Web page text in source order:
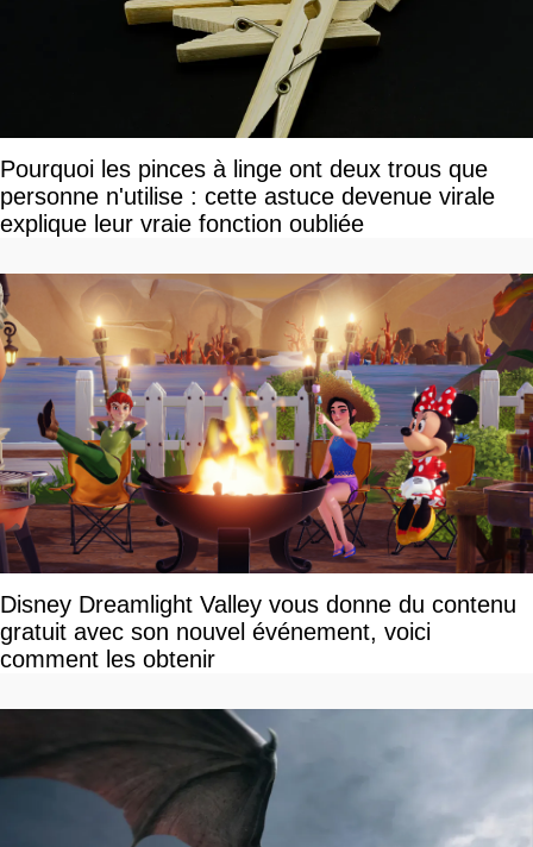
Pourquoi les pinces à linge ont deux trous que
personne n'utilise : cette astuce devenue virale
explique leur vraie fonction oubliée
Disney Dreamlight Valley vous donne du contenu
gratuit avec son nouvel événement, voici
comment les obtenir